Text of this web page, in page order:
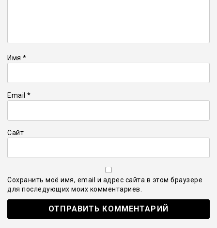
Имя *
Email *
Сайт
Сохранить моё имя, email и адрес сайта в этом браузере
для последующих моих комментариев.